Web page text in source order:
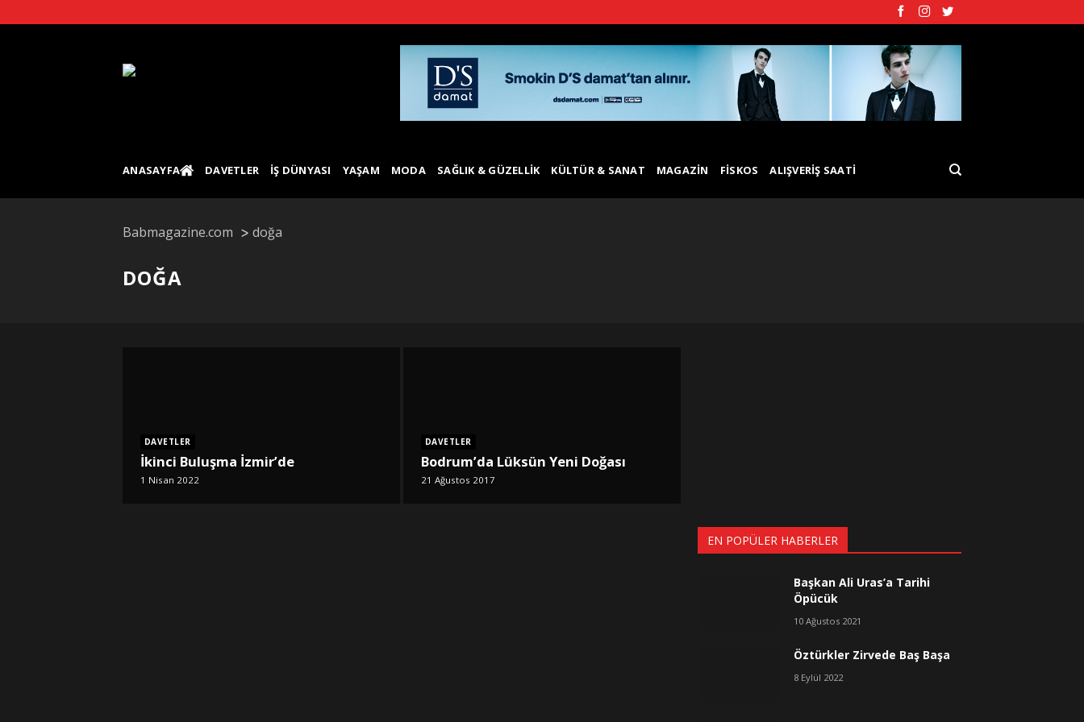
to
ANASAYFA DAVETLER İŞ DÜNYASI YAŞAM MODA SAĞLIK & GÜZELLIK KÜLTÜR & SANAT MAGAZIN FISKOS ALIŞVERIŞ SAATI
Babmagazine.com doğa
DOĞA
DAVETLER
İkinci Buluşma İzmir’de
1 Nisan 2022
DAVETLER
Bodrum’da Lüksün Yeni Doğası
21 Ağustos 2017
EN POPÜLER HABERLER
Başkan Ali Uras’a Tarihi
Öpücük
10 Ağustos 2021
Öztürkler Zirvede Baş Başa
8 Eylül 2022